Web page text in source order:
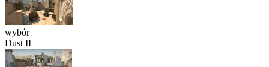
wybór
Dust II